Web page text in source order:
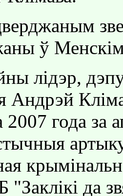
ў
лiдэр,
Андрэй
2007 года за
"Заклiкi да